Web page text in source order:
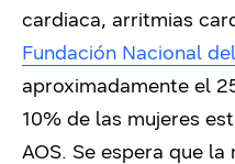
cardiaca, arritmias
Fundación Nacional
aproximadamente el
10% de las mujeres
AOS. Se espera que